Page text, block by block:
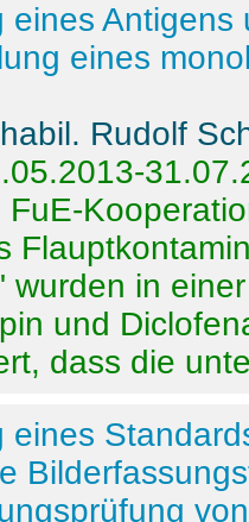
eines
eines
Rudolf
FuE-
wurden in
und
dass die
eines